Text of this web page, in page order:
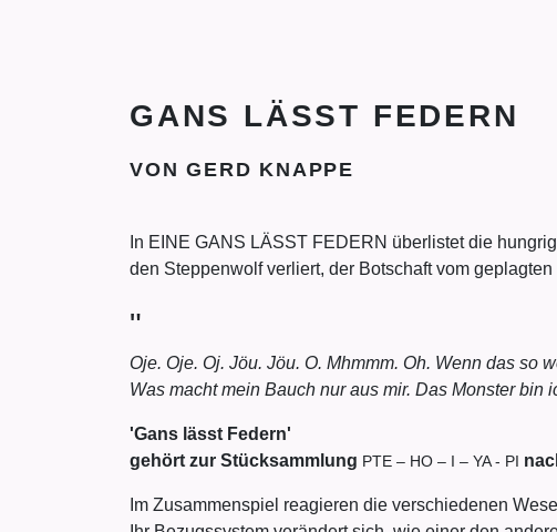
GANS LÄSST FEDERN
VON GERD KNAPPE
In EINE GANS LÄSST FEDERN überlistet die
den Steppenwolf verliert, der Botschaft vom
"
Oje. Oje. Oj. Jöu. Jöu. O. Mhmmm. Oh. Wenn das so
Was macht mein Bauch nur aus mir. Das Monster bin
'Gans lässt Federn'
gehört zur Stücksammlung PTE – HO – I – YA - PI
Im Zusammenspiel reagieren die verschiedenen